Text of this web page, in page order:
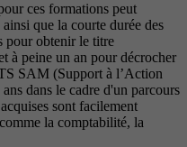
ces formations peut
que la courte durée des
pour obtenir le titre
à peine un an pour décrocher
SAM (Support à l’Action
dans le cadre d'un parcours
sont facilement
la comptabilité, la